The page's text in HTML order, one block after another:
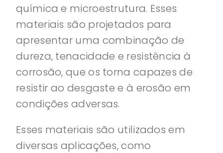
química e microestrutura. Esses
materiais são projetados para
apresentar uma combinação de
dureza, tenacidade e resistência à
corrosão, que os torna capazes de
resistir ao desgaste e à erosão em
condições adversas.
Esses materiais são utilizados em
diversas aplicações, como